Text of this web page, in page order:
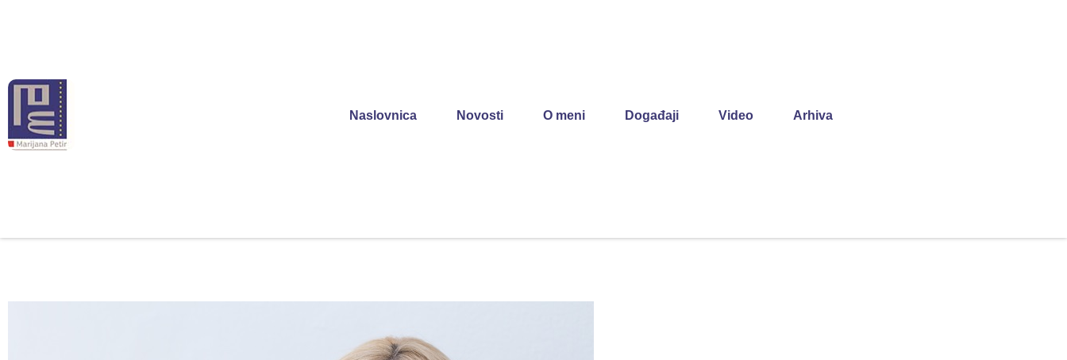
Naslovnica Novosti O meni Događaji Video Arhiva